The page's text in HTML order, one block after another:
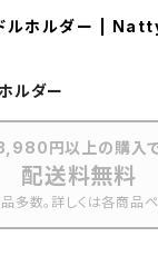
ルホルダー |
ルダー
円以上の購入
配送料無料
多数。詳しくは各商品